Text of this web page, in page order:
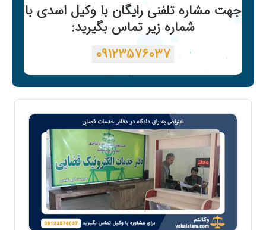
جهت مشاره تلفنی رایگان با وکیل اسدی با
شماره زیر تماس بگیرید:
۰۹۱۲۳۵۷۶۰۳۷